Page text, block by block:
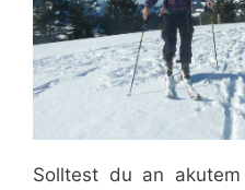
Solltest du an